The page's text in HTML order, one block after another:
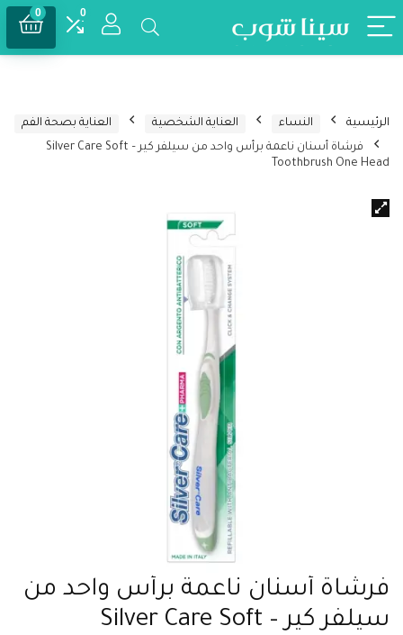
0
0
الرئيسية النساء العناية الشخصية
العناية بصحة الفم
فرشاة أسنان ناعمة برأس واحد من سيلفر كير – Silver Care Soft
Toothbrush One Head
فرشاة أسنان ناعمة برأس واحد من
سيلفر كير – Silver Care Soft